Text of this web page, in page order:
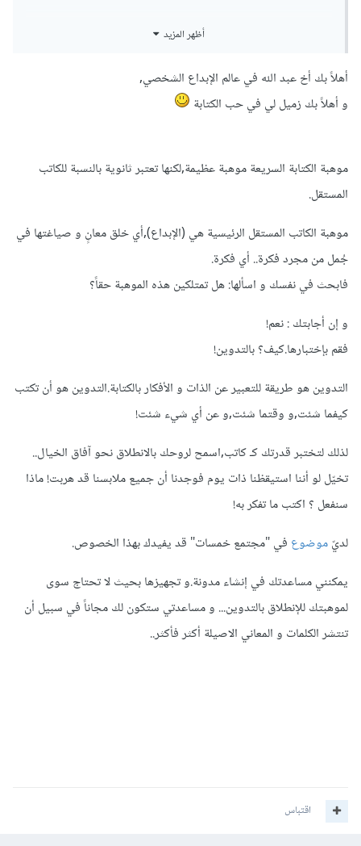
أظهر المزيد
أهلاً بك أخ عبد الله في عالم الإبداع الشخصي,
و أهلاً بك زميل لي في حب الكتابة
موهبة الكتابة السريعة موهبة عظيمة,لكنها تعتبر ثانوية بالنسبة للكاتب
المستقل.
موهبة الكاتب المستقل الرئيسية هي (الإبداع),أي خلق معانٍ و صياغتها في
جُمل من مجرد فكرة.. أي فكرة.
فابحث في نفسك و اسألها: هل تمتلكين هذه الموهبة حقاً؟
و إن أجابتك : نعم!
فقم بإختبارها.كيف؟ بالتدوين!
التدوين هو طريقة للتعبير عن الذات و الأفكار بالكتابة.التدوين هو أن تكتب
كيفما شئت,و وقتما شئت,و عن أي شيء شئت!
لذلك لتختبر قدرتك كـ كاتب,اسمح لروحك بالانطلاق نحو آفاق الخيال..
تخيّل لو أننا استيقظنا ذات يوم فوجدنا أن جميع ملابسنا قد هربت! ماذا
سنفعل ؟ اكتب ما تفكر به!
لديّموضوع في "مجتمع خمسات" قد يفيدك بهذا الخصوص.
يمكنني مساعدتك في إنشاء مدونة.و تجهيزها بحيث لا تحتاج سوى
لموهبتك للإنطلاق بالتدوين... و مساعدتي ستكون لك مجاناً في سبيل أن
تنتشر الكلمات و المعاني الاصيلة أكثر فأكثر..
اقتباس